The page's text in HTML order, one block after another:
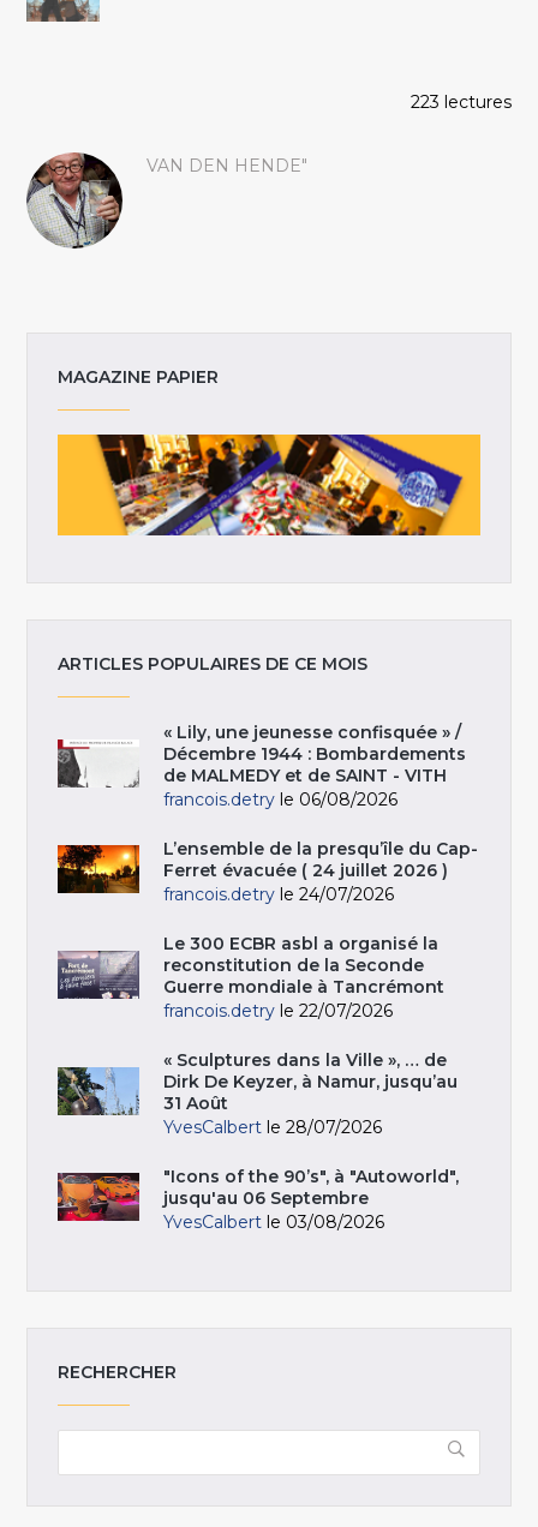
223 lectures
VAN DEN HENDE"
MAGAZINE PAPIER
ARTICLES POPULAIRES DE CE MOIS
« Lily, une jeunesse confisquée » /
Décembre 1944 : Bombardements
de MALMEDY et de SAINT - VITH
francois.detry le 06/08/2026
L’ensemble de la presqu’île du Cap-
Ferret évacuée ( 24 juillet 2026 )
francois.detry le 24/07/2026
Le 300 ECBR asbl a organisé la
reconstitution de la Seconde
Guerre mondiale à Tancrémont
francois.detry le 22/07/2026
« Sculptures dans la Ville », … de
Dirk De Keyzer, à Namur, jusqu’au
31 Août
YvesCalbert le 28/07/2026
"Icons of the 90’s", à "Autoworld",
jusqu'au 06 Septembre
YvesCalbert le 03/08/2026
RECHERCHER